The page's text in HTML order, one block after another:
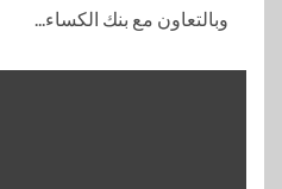
وبالتعاون مع بنك الكساء...